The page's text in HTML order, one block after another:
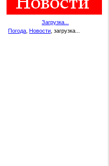
Загрузка...
Погода Новости , загрузка...